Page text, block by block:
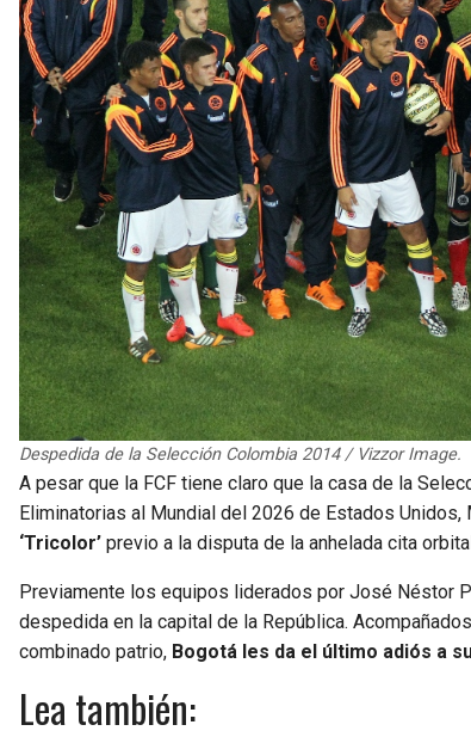
Despedida de la Selección Colombia 2014 / Vizzor Image.
A pesar que la FCF tiene claro que la casa de la
Eliminatorias al Mundial del 2026 de Estados Unidos,
‘Tricolor’ previo a la disputa de la anhelada cita
Previamente los equipos liderados por José Néstor
despedida en la capital de la República.
combinado patrio, Bogotá les da el último adiós a
Lea también: